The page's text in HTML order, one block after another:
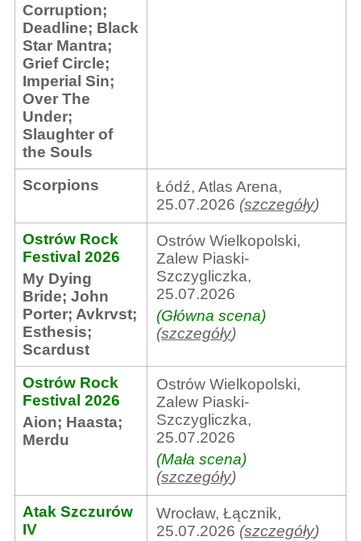
Corruption;
Deadline; Black
Star Mantra;
Grief Circle;
Imperial Sin;
Over The
Under;
Slaughter of
the Souls
Scorpions
Łódź, Atlas Arena,
25.07.2026 (szczegóły)
Ostrów Rock
Festival 2026
My Dying
Bride;John
Porter; Avkrvst;
Esthesis;
Scardust
Ostrów Wielkopolski,
Zalew Piaski-
Szczygliczka,
25.07.2026
(Główna scena)
(szczegóły)
Ostrów Rock
Festival 2026
Aion; Haasta;
Merdu
Ostrów Wielkopolski,
Zalew Piaski-
Szczygliczka,
25.07.2026
(Mała scena)
(szczegóły)
Atak Szczurów
IV
Wrocław, Łącznik,
25.07.2026 (szczegóły)